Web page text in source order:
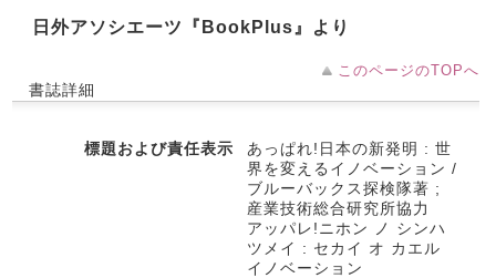
日外アソシエーツ『BookPlus』より
このページのTOPへ
書誌詳細
標題および責任表示
あっぱれ!日本の新発明 : 世
界を変えるイノベーション /
ブルーバックス探検隊著 ;
産業技術総合研究所協力
アッパレ!ニホン ノ シンハ
ツメイ : セカイ オ カエル
イノベーション